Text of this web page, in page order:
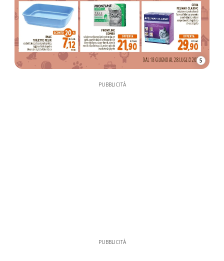
5
PUBBLICITÀ
PUBBLICITÀ